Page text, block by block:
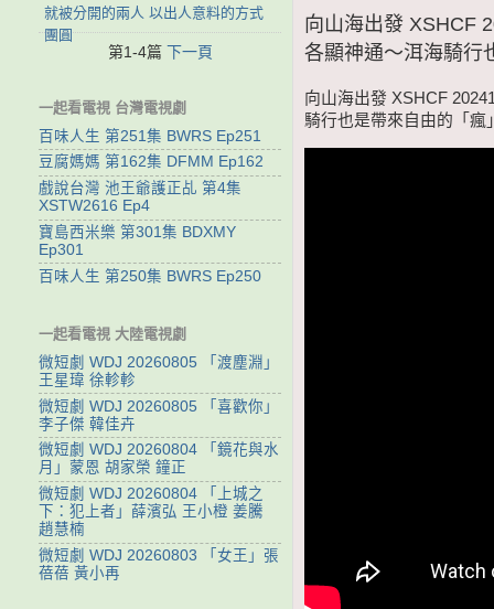
向山海出發 XSHCF
各顯神通～洱海騎行
向山海出發 XSHCF
騎行也是帶來自由的「瘋
就被分開的兩人 以出人意料的方式
團圓
第1-4篇 下一頁
一起看電視 台灣電視劇
百味人生 第251集 BWRS Ep251
豆腐媽媽 第162集 DFMM Ep162
戲說台灣 池王爺護正乩 第4集
XSTW2616 Ep4
寶島西米樂 第301集 BDXMY
Ep301
百味人生 第250集 BWRS Ep250
一起看電視 大陸電視劇
微短劇 WDJ 20260805 「渡塵淵」
王星瑋 徐軫軫
微短劇 WDJ 20260805 「喜歡你」
李子傑 韓佳卉
微短劇 WDJ 20260804 「鏡花與水
月」蒙恩 胡家榮 鐘正
微短劇 WDJ 20260804 「上城之
下：犯上者」薛濱弘 王小橙 姜騰
趙慧楠
微短劇 WDJ 20260803 「女王」張
蓓蓓 黃小再